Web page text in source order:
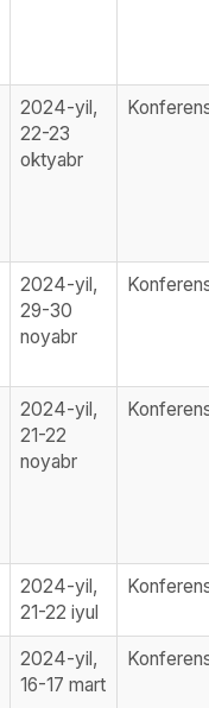
2024-yil,
22-23
oktyabr
2024-yil,
29-30
noyabr
2024-yil,
21-22
noyabr
2024-yil,
21-22 iyul
2024-yil,
16-17 mart